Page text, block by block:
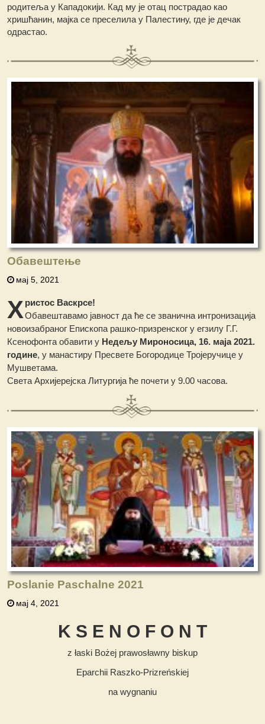
родитеља у Кападокији. Кад му је отац пострадао као
хришћанин, мајка се преселила у Палестину, где је дечак
одрастао.
Обавештење
мај 5, 2021
Христос Васкрсе!
Обавештавамо јавност да ће се званична интронизација
новоизабраног Епископа рашко-призренског у егзилу Г.Г.
Ксенофонта обавити у Недељу Мироносица, 16. маја 2021.
године, у манастиру Пресвете Богородице Тројеручице у
Мушветама.
Света Архијерејска Литургија ће почети у 9.00 часова.
Poslanie Paschalne 2021
мај 4, 2021
K S E N O F O N T
z łaski Bożej prawosławny biskup
Eparchii Raszko-Prizreńskiej
na wygnaniu